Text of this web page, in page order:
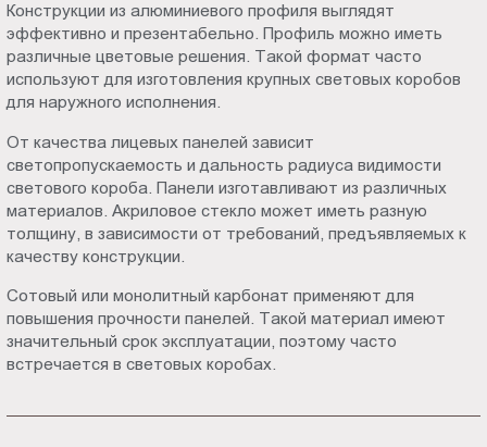
Конструкции из алюминиевого профиля выглядят
эффективно и презентабельно. Профиль можно иметь
различные цветовые решения. Такой формат часто
используют для изготовления крупных световых коробов
для наружного исполнения.
От качества лицевых панелей зависит
светопропускаемость и дальность радиуса видимости
светового короба. Панели изготавливают из различных
материалов. Акриловое стекло может иметь разную
толщину, в зависимости от требований, предъявляемых к
качеству конструкции.
Сотовый или монолитный карбонат применяют для
повышения прочности панелей. Такой материал имеют
значительный срок эксплуатации, поэтому часто
встречается в световых коробах.